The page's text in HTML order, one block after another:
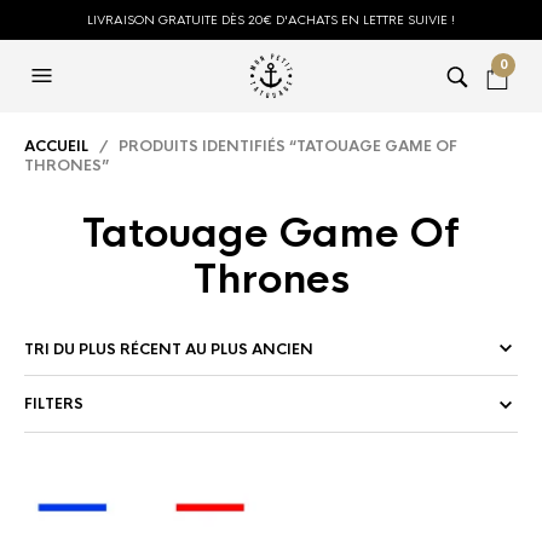
LIVRAISON GRATUITE DÈS 20€ D'ACHATS EN LETTRE SUIVIE !
0
ACCUEIL / PRODUITS IDENTIFIÉS “TATOUAGE GAME OF
THRONES”
Tatouage Game Of
Thrones
FILTERS